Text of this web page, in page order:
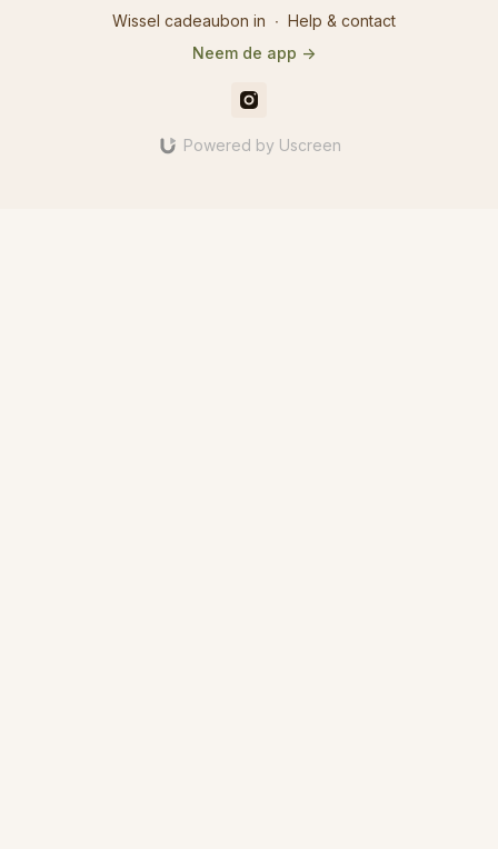
Wissel cadeaubon in ∙ Help & contact
Neem de app ->
Powered by Uscreen